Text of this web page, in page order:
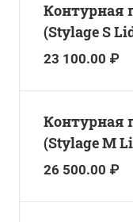
Контурная
(Stylage S
23 100.00 ₽
Контурная
(Stylage M
26 500.00 ₽